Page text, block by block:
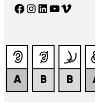
Facebook Instagram LinkedIn YouTube Vimeo